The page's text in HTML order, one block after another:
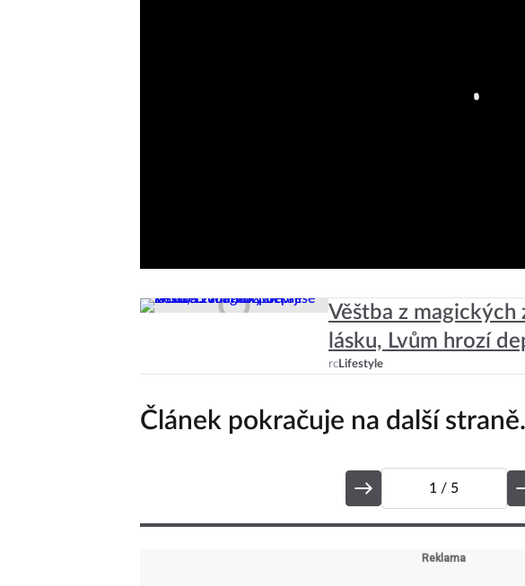
Věštba z
lásku, Lvům hrozí
rcLifestyle
Článek pokračuje na další
1 / 5